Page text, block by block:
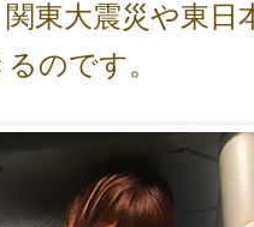
東大震災や東日
のです。